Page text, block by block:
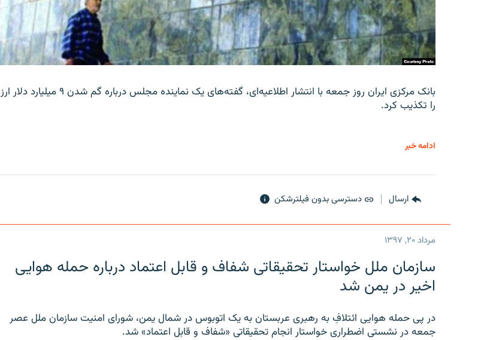
بانک مرکزی ایران روز جمعه با انتشار اطلاعیه‌ای، گفته‌های یک نماینده مجلس درباره گم شدن ۹ میلیارد دلار ارز
را تکذیب کرد.
ادامه خبر
ارسال دسترسی بدون فیلترشکن
مرداد ۲۰, ۱۳۹۷
سازمان ملل خواستار تحقیقاتی شفاف و قابل اعتماد درباره حمله هوایی
اخیر در یمن شد
در پی حمله هوایی ائتلافِ به رهبری عربستان به یک اتوبوس در شمال یمن، شورای امنیت سازمان ملل عصر
جمعه در نشستی اضطراری خواستار انجام تحقیقاتی «شفاف و قابل اعتماد» شد.